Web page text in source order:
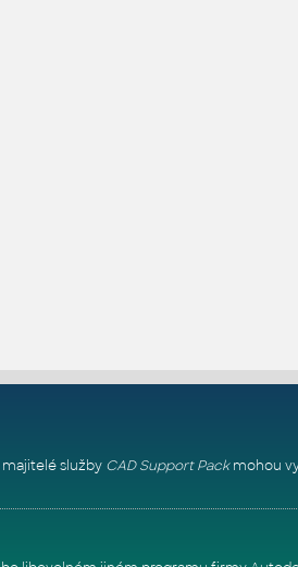
majitelé služby CAD Support Packmohou